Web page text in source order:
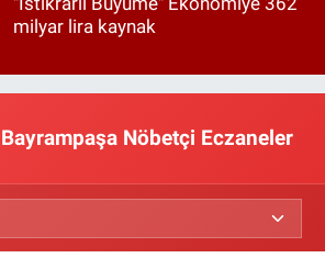
milyar lira kaynak
Nöbetçi Eczaneler